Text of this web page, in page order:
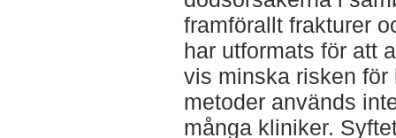
framförallt frakturer
har utformats för att
vis minska risken
metoder används
många kliniker.